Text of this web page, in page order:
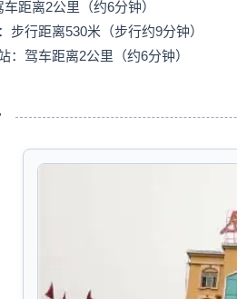
距离2公里（约6分钟）
步行距离530米（步行约9分钟）
：驾车距离2公里（约6分钟）